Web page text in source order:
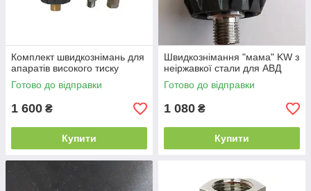
Комплект швидкознімань для
апаратів високого тиску
Готово до відправки
1 600 ₴
Купити
Швидкознімання "мама" KW з
неіржавкої стали для АВД
Готово до відправки
1 080 ₴
Купити